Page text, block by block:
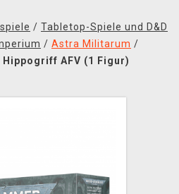
/ Tabletop-Spiele und D&D
/ Astra Militarum /
AFV (1 Figur)